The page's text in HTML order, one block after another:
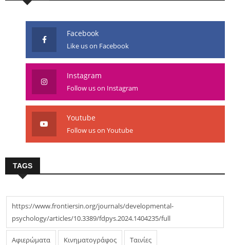
Facebook
Like us on Facebook
Instagram
Follow us on Instagram
Youtube
Follow us on Youtube
TAGS
https://www.frontiersin.org/journals/developmental-
psychology/articles/10.3389/fdpys.2024.1404235/full
Αφιερώματα Κινηματογράφος Ταινίες